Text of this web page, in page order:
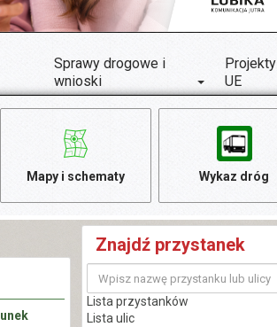
Sprawy drogowe i
wnioski
Projekty
UE
Mapy i schematy Wykaz dróg
Znajdź przystanek
Lista przystanków
Lista ulic